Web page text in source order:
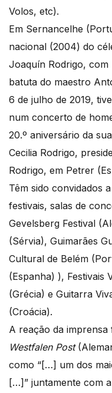
Volos, etc).
Em Sernancelhe
nacional (2004) do
Joaquín Rodrigo, com
batuta do maestro
6 de julho de 2019,
num concerto de
20.º aniversário da
Cecilia Rodrigo,
Rodrigo, em Petrer
Têm sido convidados
festivais, salas de
Gevelsberg Festival
(Sérvia), Guimarães
Cultural de Belém
(Espanha) ), Festivais
(Grécia) e Guitarra
(Croácia).
A reação da
Westfalen Post
como “[…] um dos
[…]” juntamente com a